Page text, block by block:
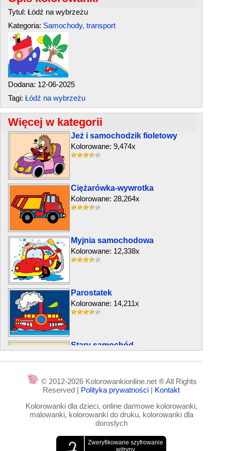
Tytul: Łódź na wybrzeżu
Kategoria: Samochody, transport
Dodana: 12-06-2025
Tagi: Łódź na wybrzeżu
Więcej w kategorii
Jeż i samochodzik fioletowy
Kolorowane: 9,474x
Ciężarówka-wywrotka
Kolorowane: 28,264x
Myjnia samochodowa
Kolorowane: 12,338x
Parostatek
Kolorowane: 14,211x
Stary samochód
Kolorowane: 10,336x
© 2012-2026 Kolorowankionline.net ® All Rights
Reserved | Polityka prywatności | Kontakt
Kolorowanki dla dzieci, online darmowe kolorowanki,
malowanki, kolorowanki do druku, kolorowanki dla
doroslych